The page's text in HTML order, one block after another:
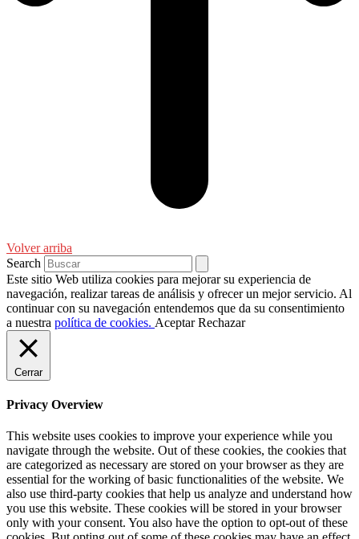
Volver arriba
Search
Este sitio Web utiliza cookies para mejorar su experiencia de
navegación, realizar tareas de análisis y ofrecer un mejor servicio. Al
continuar con su navegación entendemos que da su consentimiento
a nuestra política de cookies. Aceptar Rechazar
Cerrar
Privacy Overview
This website uses cookies to improve your experience while you
navigate through the website. Out of these cookies, the cookies that
are categorized as necessary are stored on your browser as they are
essential for the working of basic functionalities of the website. We
also use third-party cookies that help us analyze and understand how
you use this website. These cookies will be stored in your browser
only with your consent. You also have the option to opt-out of these